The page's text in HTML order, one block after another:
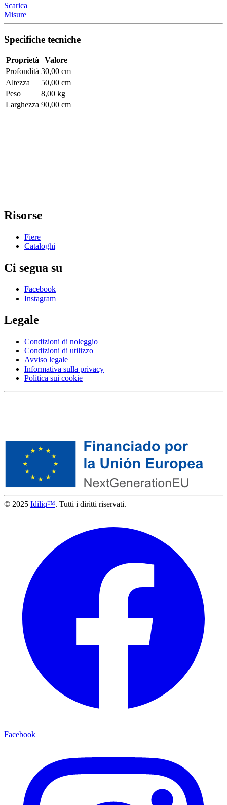
Scarica
Misure
Specifiche tecniche
Proprietà
Valore
Profondità 30,00 cm
Altezza
50,00 cm
Peso
8,00 kg
Larghezza 90,00 cm
Risorse
Fiere
Cataloghi
Ci segua su
Facebook
Instagram
Legale
Condizioni di noleggio
Condizioni di utilizzo
Avviso legale
Informativa sulla privacy
Politica sui cookie
© 2025 Idiliq™. Tutti i diritti riservati.
Facebook